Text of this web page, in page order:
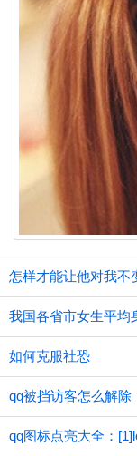
怎样才能让他对我不
我国各省市女生平均
如何克服社恐
qq被挡访客怎么解除
qq图标点亮大全：